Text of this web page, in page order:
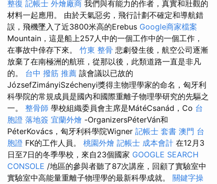
整復 記帳士 外燴廠商 我們與有能力的作者，真實和壯觀的
材料一起應用。 由於天氣惡劣，飛行計劃不確定和導航錯
誤，飛機墜入了近3800米高的Erebus Google商家檔案
Mountain，這是船上257人中的一個工作中的一個工作，
在事故中倖存下來。 竹東 整骨 悲劇發生後，航空公司逐漸
放棄了在南極洲的航班，從那以後，此類道路一直是非凡
的。 台中 撥筋 推薦 該會議以已故的
JózsefZimányiSzéchenyi獎得主物理學家的命名，匈牙利
科學院的常規成員是國內和國際重離子物理學研究的先驅之
一。 整骨師 學校組織委員會主席是MátéCsanád，Co 台
胞證 落地簽 宜蘭外燴 -OrganizersPéterVán和
PéterKovács，匈牙利科學院Wigner 記帳士 套書 澳門 台
胞證 FK的工作人員。 桃園外燴 記帳士 成本會計 在12月3
日至7日的冬季學校，來自23個國家 GOOGLE SEARCH
CONSOLE /地區的參與者聽了87次講座，回顧了實驗室中
實驗室中高能量重離子物理學的最新科學成就。 關鍵字操